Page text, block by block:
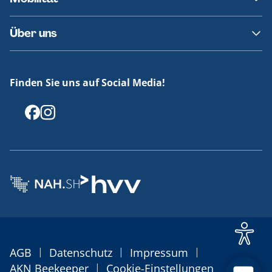
Fundsachen
Häufige Fragen
Barrierefreies Reisen
Erklärung Barrierefreiheit
Über uns
Offenlegungen
Finden Sie uns auf Social Media!
AGB | Datenschutz | Impressum |
AKN Beekeeper | Cookie-Einstellungen